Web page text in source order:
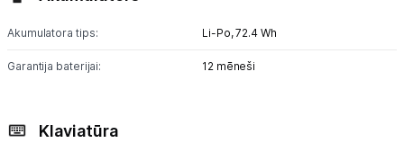
Akumulatora tips: Li-Po,72.4 Wh
Garantija baterijai: 12 mēneši
Klaviatūra